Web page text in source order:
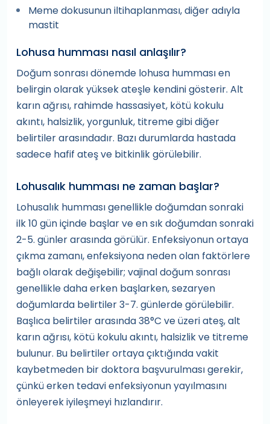
Meme dokusunun iltihaplanması, diğer adıyla
mastit
Lohusa humması nasıl anlaşılır?
Doğum sonrası dönemde lohusa humması en
belirgin olarak yüksek ateşle kendini gösterir. Alt
karın ağrısı, rahimde hassasiyet, kötü kokulu
akıntı, halsizlik, yorgunluk, titreme gibi diğer
belirtiler arasındadır. Bazı durumlarda hastada
sadece hafif ateş ve bitkinlik görülebilir.
Lohusalık humması ne zaman başlar?
Lohusalık humması genellikle doğumdan sonraki
ilk 10 gün içinde başlar ve en sık doğumdan sonraki
2-5. günler arasında görülür. Enfeksiyonun ortaya
çıkma zamanı, enfeksiyona neden olan faktörlere
bağlı olarak değişebilir; vajinal doğum sonrası
genellikle daha erken başlarken, sezaryen
doğumlarda belirtiler 3-7. günlerde görülebilir.
Başlıca belirtiler arasında 38°C ve üzeri ateş, alt
karın ağrısı, kötü kokulu akıntı, halsizlik ve titreme
bulunur. Bu belirtiler ortaya çıktığında vakit
kaybetmeden bir doktora başvurulması gerekir,
çünkü erken tedavi enfeksiyonun yayılmasını
önleyerek iyileşmeyi hızlandırır.